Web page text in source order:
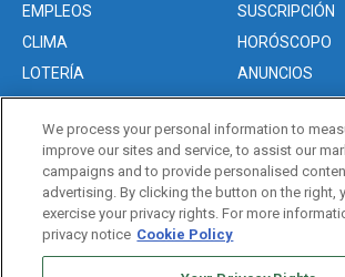
EMPLEOS
SUSCRIPCIÓN
CLIMA
HORÓSCOPO
LOTERÍA
ANUNCIOS
Acerca de nosotros
Advertise with Us/Anuncios
Politica de Privacidad
Editorial Guidelines
We process your personal information to
improve our sites and service, to assist our
campaigns and to provide personalised
advertising. By clicking the button on the right,
exercise your privacy rights. For more
privacy notice Cookie Policy